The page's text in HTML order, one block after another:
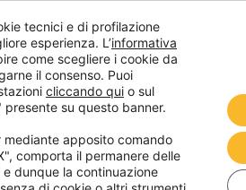
Servizi di Consulenza Certificata
tecnici e di profilazione
esperienza. L’informativa
come scegliere i cookie da
il consenso. Puoi
cliccando qui o sul
su questo banner.
mediante apposito comando
comporta il permanere delle
dunque la continuazione